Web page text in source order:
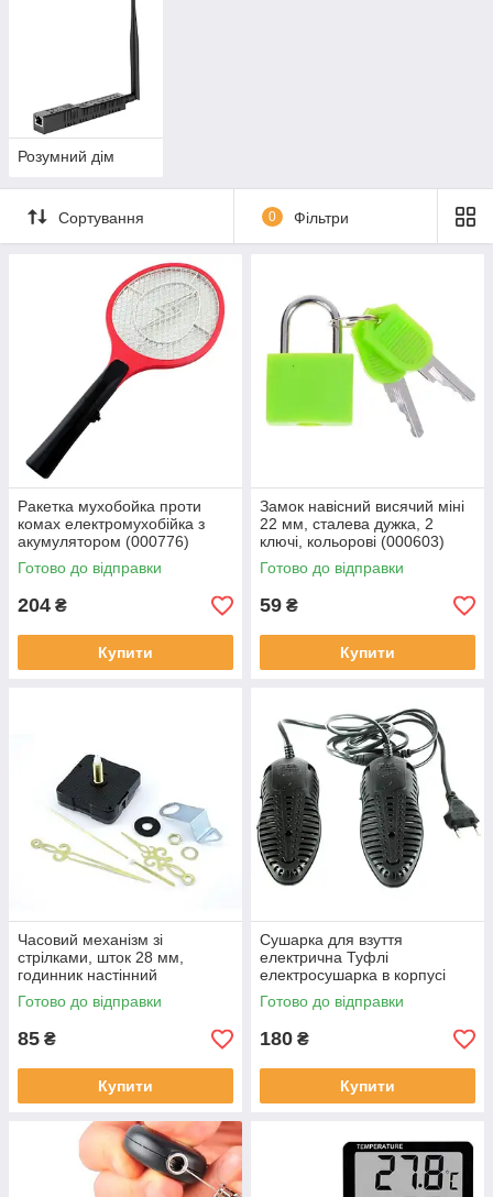
Розумний дім
Сортування 0 Фільтри
Ракетка мухобойка проти
комах електромухобійка з
акумулятором (000776)
Готово до відправки
204 ₴
Купити
Замок навісний висячий міні
22 мм, сталева дужка, 2
ключі, кольорові (000603)
Готово до відправки
59 ₴
Купити
Часовий механізм зі
стрілками, шток 28 мм,
годинник настінний
дизайнерський (000654)
Готово до відправки
85 ₴
Купити
Сушарка для взуття
електрична Туфлі
електросушарка в корпусі
(000753)
Готово до відправки
180 ₴
Купити